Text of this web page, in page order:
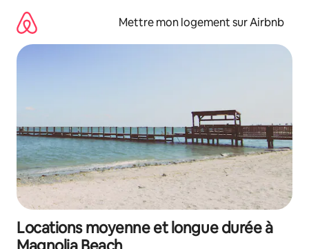
directement
contenu
Mettre mon logement sur Airbnb
Locations moyenne et longue durée à